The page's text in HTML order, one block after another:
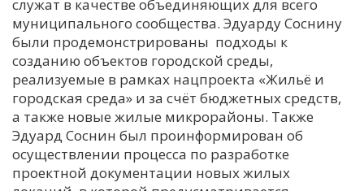
служат в качестве объединяющих для всего
муниципального сообщества. Эдуарду Соснину
были продемонстрированы подходы к
созданию объектов городской среды,
реализуемые в рамках нацпроекта «Жильё и
городская среда» и за счёт бюджетных средств,
а также новые жилые микрорайоны. Также
Эдуард Соснин был проинформирован об
осуществлении процесса по разработке
проектной документации новых жилых